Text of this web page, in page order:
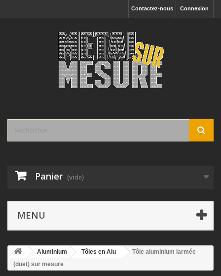
Connexion
Contactez-nous
Panier (vide)
MENU
Aluminium Tôles en Alu
Tôle aluminium larmée
(duet) sur mesure